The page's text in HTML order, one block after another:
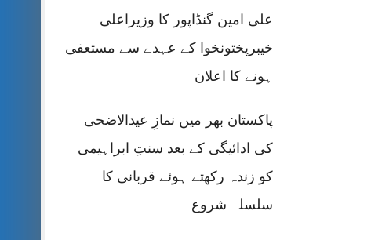
علی امین گنڈاپور کا وزیراعلیٰ
خیبرپختونخوا کے عہدے سے مستعفی
ہونے کا اعلان
پاکستان بھر میں نمازِ عیدالاضحی
کی ادائیگی کے بعد سنتِ ابراہیمی
کو زندہ رکھتے ہوئے قربانی کا
سلسلہ شروع